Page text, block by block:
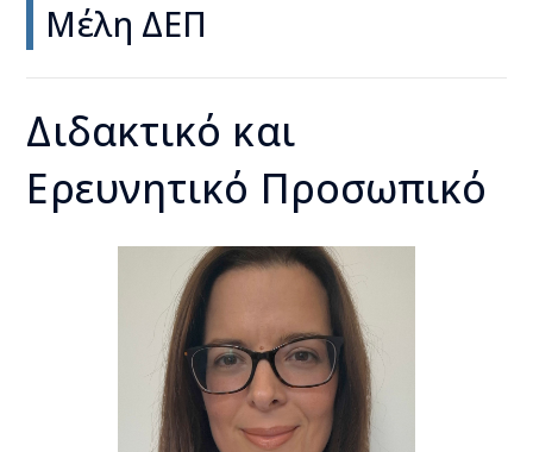
Μέλη ΔΕΠ
Διδακτικό και
Ερευνητικό Προσωπικό